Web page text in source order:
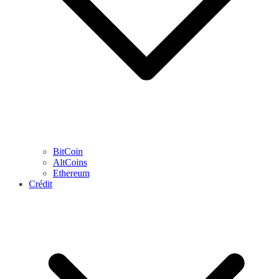
BitCoin
AltCoins
Ethereum
Crédit